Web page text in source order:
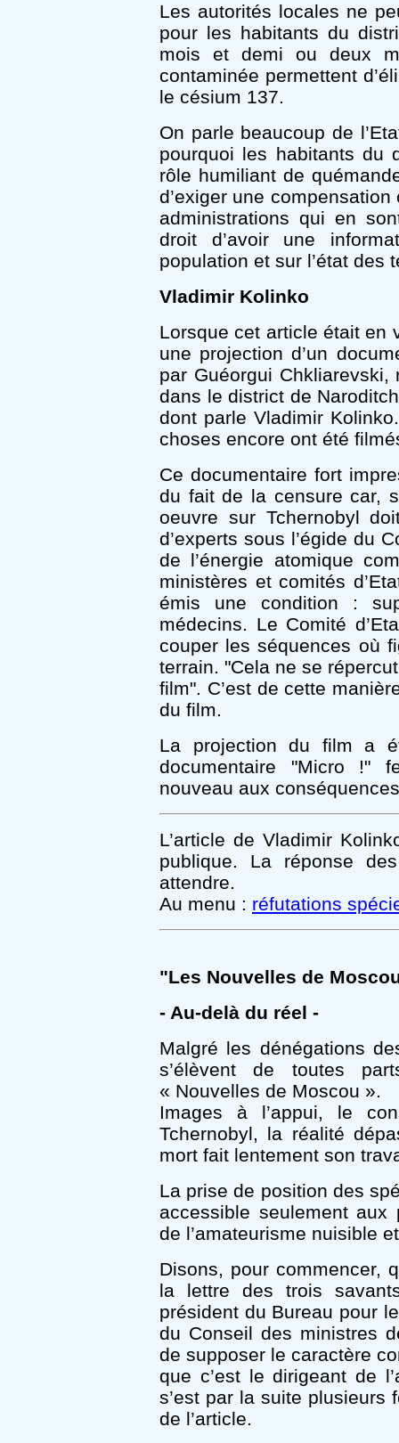
Les autorités locales ne
pour les habitants du
mois et demi ou deux
contaminée permettent
le césium 137.
On parle beaucoup de
pourquoi les habitants du
rôle humiliant de
d’exiger une
administrations qui en
droit d’avoir une
population et sur l’état des
Vladimir Kolinko
Lorsque cet article était en
une projection d’un
par Guéorgui Chkliarevski,
dans le district de
dont parle Vladimir
choses encore ont été
Ce documentaire fort
du fait de la censure car,
oeuvre sur Tchernobyl
d’experts sous l’égide du
de l’énergie atomique
ministères et comités
émis une condition :
médecins. Le Comité
couper les séquences où
terrain. "Cela ne se
film". C’est de cette
du film.
La projection du film a
documentaire "Micro !"
nouveau aux
L’article de Vladimir
publique. La réponse
attendre.
Au menu : réfutations
"Les Nouvelles de
- Au-delà du réel -
Malgré les dénégations
s’élèvent de toutes
« Nouvelles de Moscou ».
Images à l’appui, le
Tchernobyl, la réalité
mort fait lentement son
La prise de position des
accessible seulement aux
de l’amateurisme nuisible
Disons, pour commencer,
la lettre des trois
président du Bureau pour
du Conseil des ministres
de supposer le caractère
que c’est le dirigeant de
s’est par la suite plusieurs
de l’article.